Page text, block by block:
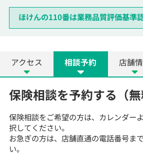
ほけんの110番は業務品質評価基準
アクセス 相談予約 店舗
保険相談を予約する（無
保険相談をご希望の方は、カレンダー
択してください。
お急ぎの方は、店舗直通の電話番号ま
い。